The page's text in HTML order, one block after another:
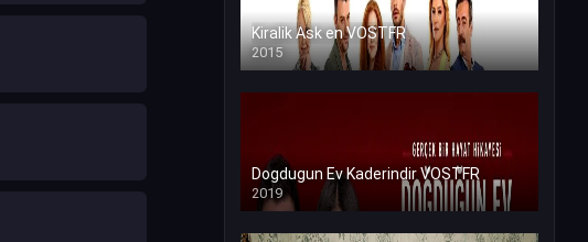
Kiralik Ask en VOSTFR
2015
Dogdugun Ev Kaderindir VOSTFR
2019